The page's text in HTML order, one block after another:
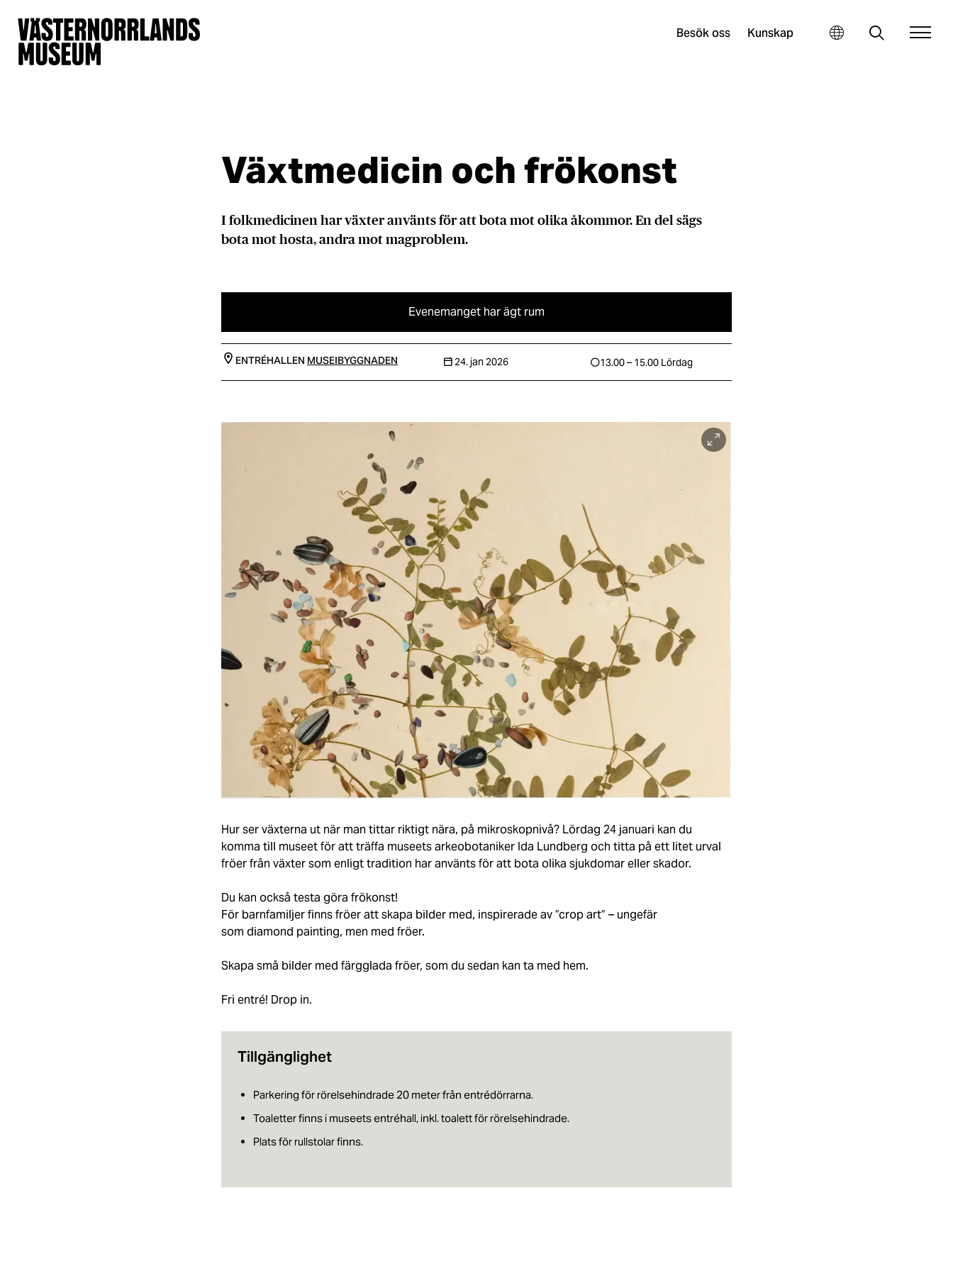
Besök oss Kunskap
​​Växtmedicin och frökonst​
I folkmedicinen har växter använts för att bota mot olika åkommor. En del sägs
bota mot hosta, andra mot magproblem.
Evenemanget har ägt rum
ENTRÉHALLEN MUSEIBYGGNADEN 24. jan 2026 13.00 – 15.00 Lördag
Hur ser växterna ut när man tittar riktigt nära, på mikroskopnivå? Lördag 24 januari kan du
komma till museet för att träffa museets arkeobotaniker Ida Lundberg och titta på ett litet urval
fröer från växter som enligt tradition har använts för att bota olika sjukdomar eller skador.
Du kan också testa göra frökonst!
För barnfamiljer finns fröer att skapa bilder med, inspirerade av ”crop art” – ungefär
som diamond painting, men med fröer.
Skapa små bilder med färgglada fröer, som du sedan kan ta med hem.
Fri entré! Drop in.
Tillgänglighet
​​Parkering för rörelsehindrade 20 meter från entrédörrarna.
Toaletter finns i museets entréhall, inkl. toalett för rörelsehindrade.
Plats för rullstolar finns.​